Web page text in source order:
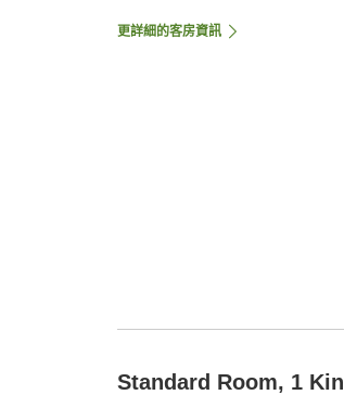
更詳細的客房資訊
Standard Room, 1